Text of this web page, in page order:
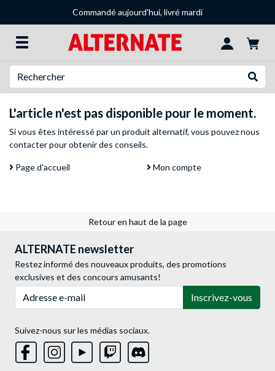
Commandé aujourd'hui, livré mardi
L'article n'est pas disponible pour le moment.
Si vous êtes intéressé par un produit alternatif, vous pouveznous
contacterpour obtenir des conseils.
Page d'accueil Mon compte
Retour en haut de la page
ALTERNATE newsletter
Restez informé des nouveaux produits, des promotions
exclusives et des concours amusants!
Inscrivez-vous
Suivez-nous sur les médias sociaux.